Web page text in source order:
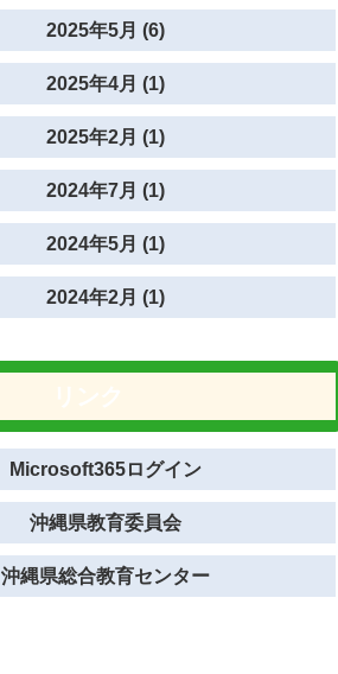
2025年5月 (6)
2025年4月 (1)
2025年2月 (1)
2024年7月 (1)
2024年5月 (1)
2024年2月 (1)
Microsoft365ログイン
沖縄県教育委員会
沖縄県総合教育センター